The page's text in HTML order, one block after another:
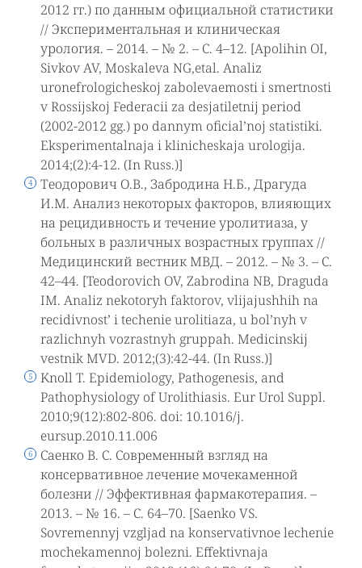
2012 гг.) по данным официальной статистики
// Экспериментальная и клиническая
урология. – 2014. – № 2. – С. 4–12. [Apolihin OI,
Sivkov AV, Moskaleva NG,etal. Analiz
uronefrologicheskoj zabolevaemosti i smertnosti
v Rossijskoj Federacii za desjatiletnij period
(2002-2012 gg.) po dannym oficial’noj statistiki.
Eksperimentalnaja i klinicheskaja urologija.
2014;(2):4-12. (In Russ.)]
Теодорович О.В., Забродина Н.Б., Драгуда
И.М. Анализ некоторых факторов, влияющих
на рецидивность и течение уролитиаза, у
больных в различных возрастных группах //
Медицинский вестник МВД. – 2012. – № 3. – С.
42–44. [Teodorovich OV, Zabrodina NB, Draguda
IM. Analiz nekotoryh faktorov, vlijajushhih na
recidivnost’ i techenie urolitiaza, u bol’nyh v
razlichnyh vozrastnyh gruppah. Medicinskij
vestnik MVD. 2012;(3):42-44. (In Russ.)]
Knoll T. Epidemiology, Pathogenesis, and
Pathophysiology of Urolithiasis. Eur Urol Suppl.
2010;9(12):802-806. doi: 10.1016/j.
eursup.2010.11.006
Саенко В. С. Современный взгляд на
консервативное лечение мочекаменной
болезни // Эффективная фармакотерапия. –
2013. – № 16. – С. 64–70. [Saenko VS.
Sovremennyj vzgljad na konservativnoe lechenie
mochekamennoj bolezni. Effektivnaja